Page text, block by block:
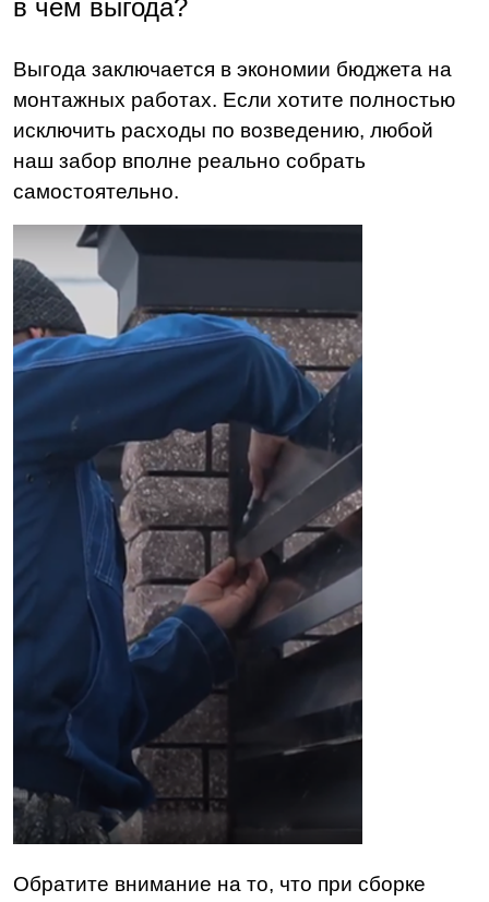
в чем выгода?
Выгода заключается в экономии бюджета на
монтажных работах. Если хотите полностью
исключить расходы по возведению, любой
наш забор вполне реально собрать
самостоятельно.
Обратите внимание на то, что при сборке